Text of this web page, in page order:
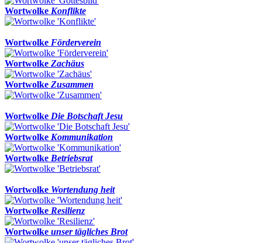
Wortwolke Konflikte
Wortwolke Förderverein
Wortwolke Zachäus
Wortwolke Zusammen
Wortwolke Die Botschaft Jesu
Wortwolke Kommunikation
Wortwolke Betriebsrat
Wortwolke Wortendung heit
Wortwolke Resilienz
Wortwolke unser tägliches Brot